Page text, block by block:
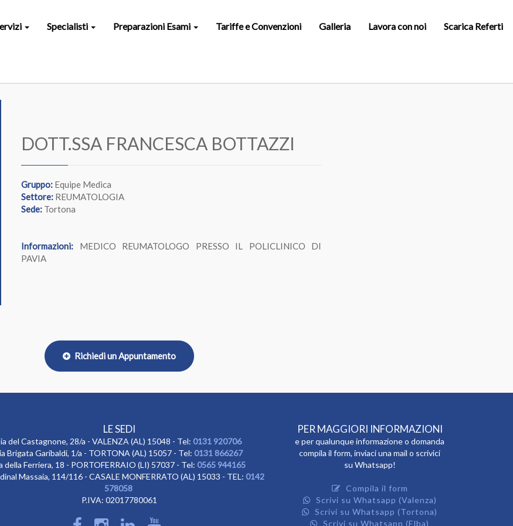
Specialisti Preparazioni Esami Tariffe e Convenzioni Galleria Lavora con noi Scarica Referti
DOTT.SSA FRANCESCA BOTTAZZI
Gruppo: Equipe Medica
Settore: REUMATOLOGIA
Sede: Tortona
Informazioni: MEDICO REUMATOLOGO PRESSO IL POLICLINICO DI
PAVIA
Richiedi un Appuntamento
LE SEDI
del Castagnone, 28/a - VALENZA (AL) 15048 - Tel: 0131 920706
Brigata Garibaldi, 1/a - TORTONA (AL) 15057 - Tel: 0131 866267
della Ferriera, 18 - PORTOFERRAIO (LI) 57037 - Tel: 0565 944165
Massaia, 114/116 - CASALE MONFERRATO (AL) 15033 - TEL: 0142
578058
P.IVA: 02017780061
PER MAGGIORI INFORMAZIONI
e per qualunque informazione o domanda
compila il form, inviaci una mail o scrivici
su Whatsapp!
Compila il form
Scrivi su Whatsapp (Valenza)
Scrivi su Whatsapp (Tortona)
Scrivi su Whatsapp (Elba)